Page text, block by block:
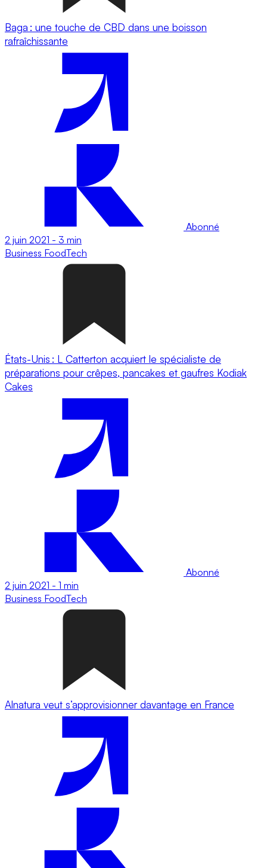
Baga : une touche de CBD dans une boisson
rafraîchissante
Abonné
2 juin 2021 - 3 min
Business FoodTech
États-Unis : L Catterton acquiert le spécialiste de
préparations pour crêpes, pancakes et gaufres Kodiak
Cakes
Abonné
2 juin 2021 - 1 min
Business FoodTech
Alnatura veut s’approvisionner davantage en France